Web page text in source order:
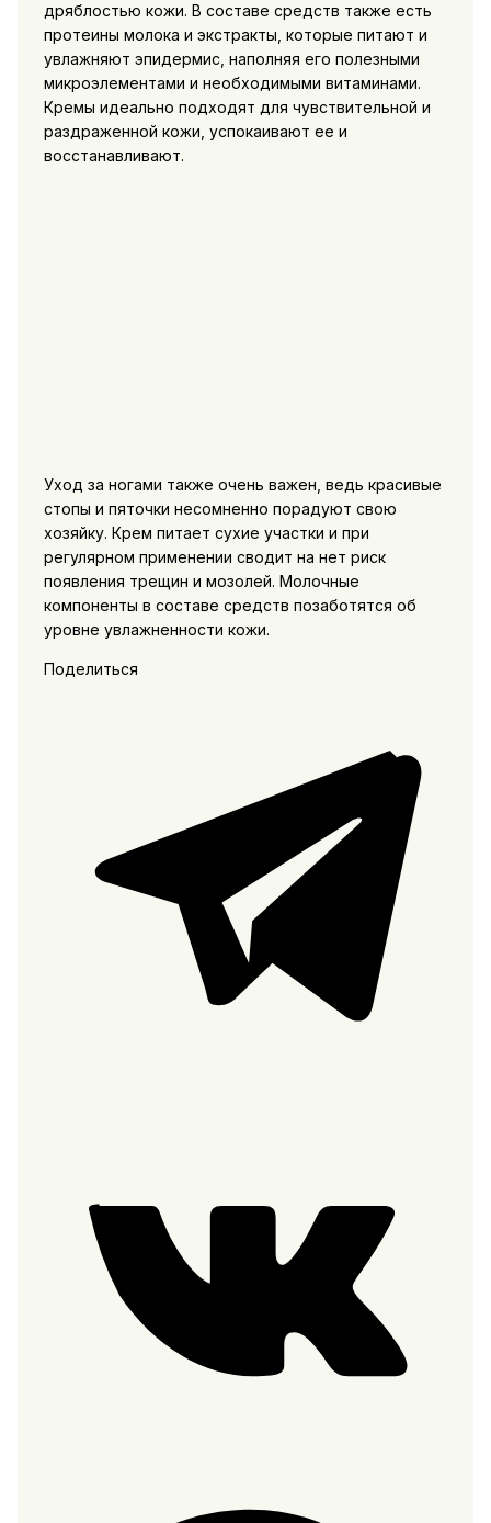
дряблостью кожи. В составе средств также есть
протеины молока и экстракты, которые питают и
увлажняют эпидермис, наполняя его полезными
микроэлементами и необходимыми витаминами.
Кремы идеально подходят для чувствительной и
раздраженной кожи, успокаивают ее и
восстанавливают.
Уход за ногами также очень важен, ведь красивые
стопы и пяточки несомненно порадуют свою
хозяйку. Крем питает сухие участки и при
регулярном применении сводит на нет риск
появления трещин и мозолей. Молочные
компоненты в составе средств позаботятся об
уровне увлажненности кожи.
Поделиться